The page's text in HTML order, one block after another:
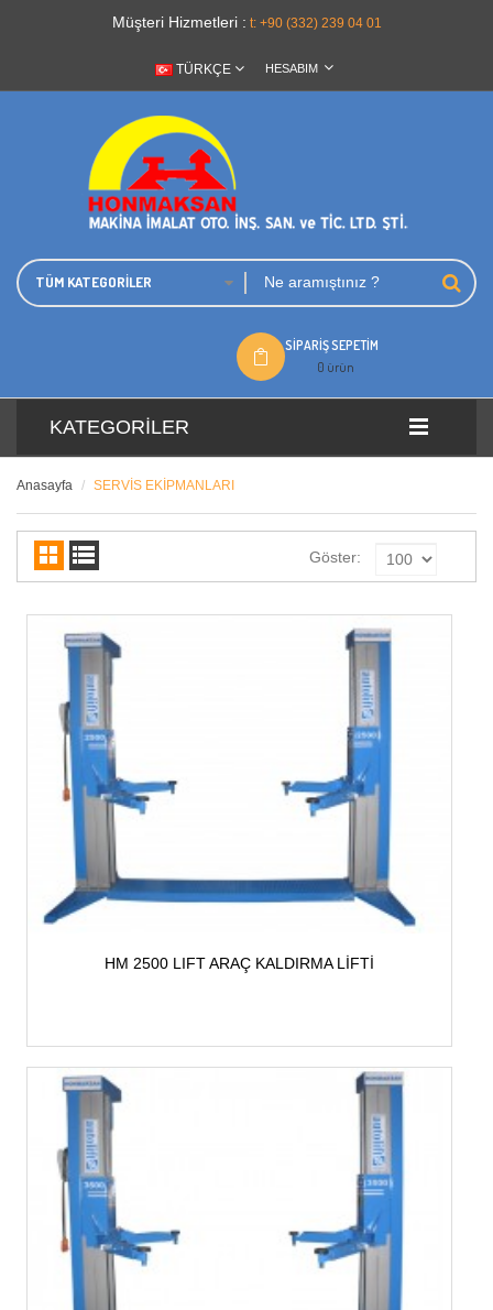
Müşteri Hizmetleri : t: +90 (332) 239 04 01
TÜRKÇE HESABIM
TÜM KATEGORILER
SIPARIŞ SEPETIM
0 ürün
KATEGORILER
Anasayfa SERVİS EKİPMANLARI
Göster:
HM 2500 LIFT ARAÇ KALDIRMA LİFTİ